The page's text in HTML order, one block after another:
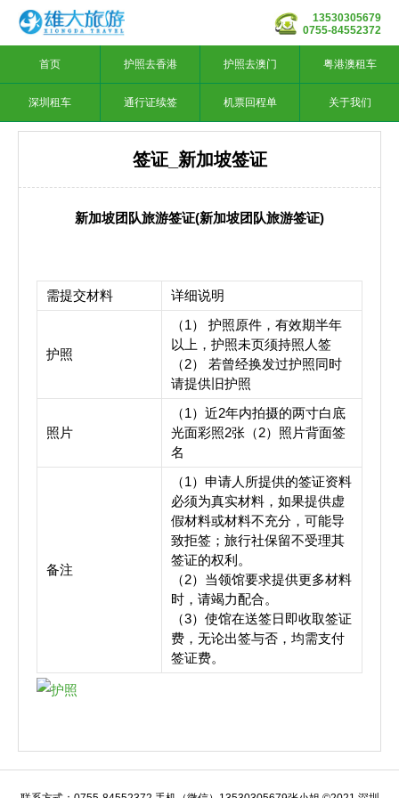
13530305679
0755-84552372
首页 护照去香港 护照去澳门 粤港澳租车
深圳租车 通行证续签 机票回程单 关于我们
签证_新加坡签证
新加坡团队旅游签证(新加坡团队旅游签证)
需提交材料 详细说明
护照
（1） 护照原件，有效期半年
以上，护照未页须持照人签
（2） 若曾经换发过护照同时
请提供旧护照
照片
（1）近2年内拍摄的两寸白底
光面彩照2张（2）照片背面签
名
备注
（1）申请人所提供的签证资料
必须为真实材料，如果提供虚
假材料或材料不充分，可能导
致拒签；旅行社保留不受理其
签证的权利。
（2）当领馆要求提供更多材料
时，请竭力配合。
（3）使馆在送签日即收取签证
费，无论出签与否，均需支付
签证费。